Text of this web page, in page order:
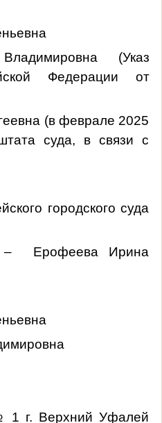
(Указ
Федерации от
(в феврале 2025
суда, в связи с
городского суда
– Ерофеева Ирина
1 г. Верхний Уфалей